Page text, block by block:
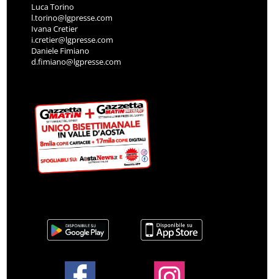
Luca Torino
l.torino@lgpresse.com
Ivana Cretier
i.cretier@lgpresse.com
Daniele Fimiano
d.fimiano@lgpresse.com